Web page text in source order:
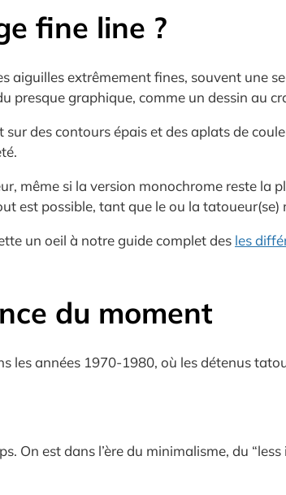
fine line ?
aiguilles extrêmement fines, souvent une
presque graphique, comme un dessin au
des contours épais et des aplats de
même si la version monochrome reste la
est possible, tant que le ou la tatoueur(se)
un oeil à notre guide complet des les
du moment
les années 1970-1980, où les détenus
On est dans l’ère du minimalisme, du